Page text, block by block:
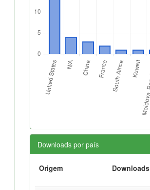
Downloads por país
Origem Downloads